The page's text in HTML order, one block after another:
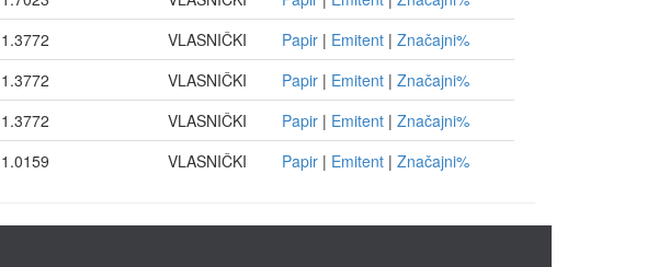
1.3772 VLASNIČKI Papir | Emitent | Značajni%
1.3772 VLASNIČKI Papir | Emitent | Značajni%
1.3772 VLASNIČKI Papir | Emitent | Značajni%
1.0159 VLASNIČKI Papir | Emitent | Značajni%